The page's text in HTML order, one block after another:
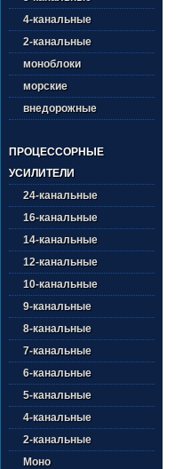
4-канальные
2-канальные
моноблоки
морские
внедорожные
ПРОЦЕССОРНЫЕ
УСИЛИТЕЛИ
24-канальные
16-канальные
14-канальные
12-канальные
10-канальные
9-канальные
8-канальные
7-канальные
6-канальные
5-канальные
4-канальные
2-канальные
Моно